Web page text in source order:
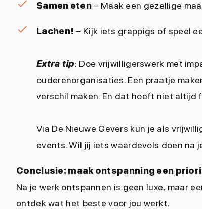
Samen eten– Maak een gezellige
Lachen! – Kijk iets grappigs of speel
Extra tip: Doe vrijwilligerswerk met
ouderenorganisaties. Een praatje
verschil maken. En dat hoeft niet altijd
Via De Nieuwe Gevers kun je als
events. Wil jij iets waardevols doen na
Conclusie: maak ontspanning een
Na je werk ontspannen is geen luxe, maar
ontdek wat het beste voor jou werkt.